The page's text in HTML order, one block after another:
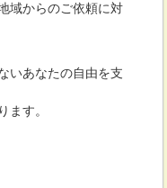
域からのご依頼に対
いあなたの自由を支
ます。